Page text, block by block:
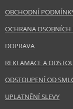
OBCHODNÍ
OCHRANA OSOBNÍCH
DOPRAVA
REKLAMACE A
ODSTOUPENÍ OD
UPLATNĚNÍ SLEVY